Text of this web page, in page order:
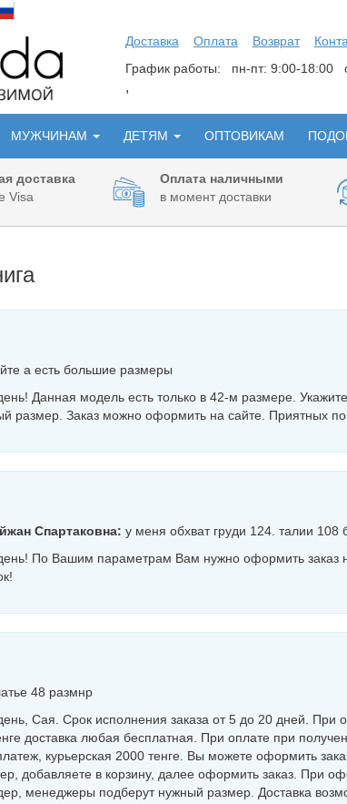
Доставка Оплата Возврат
График работы: пн-пт: 9:00-18:00
,
МУЖЧИНАМ ДЕТЯМ ОПТОВИКАМ
доставка
Visa
Оплата наличными
в момент доставки
а есть большие размеры
Данная модель есть только в 42-м размере.
размер. Заказ можно оформить на сайте. Приятных
Спартаковна: у меня обхват груди 124. талии 108
По Вашим параметрам Вам нужно оформить заказ
48 размнр
Cая. Срок исполнения заказа от 5 до 20 дней. При
доставка любая бесплатная. При оплате при
курьерская 2000 тенге. Вы можете оформить
добавляете в корзину, далее оформить заказ. При
менеджеры подберут нужный размер. Доставка